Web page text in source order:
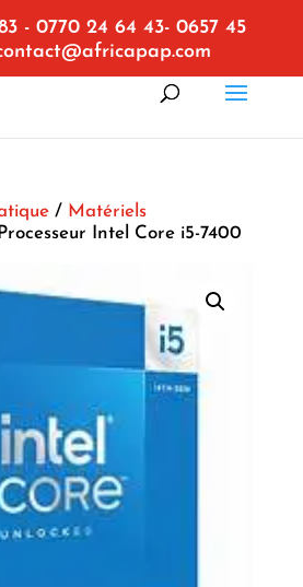
- 0770 24 64 43- 0657 45
/ Matériels
Intel Core i5-7400